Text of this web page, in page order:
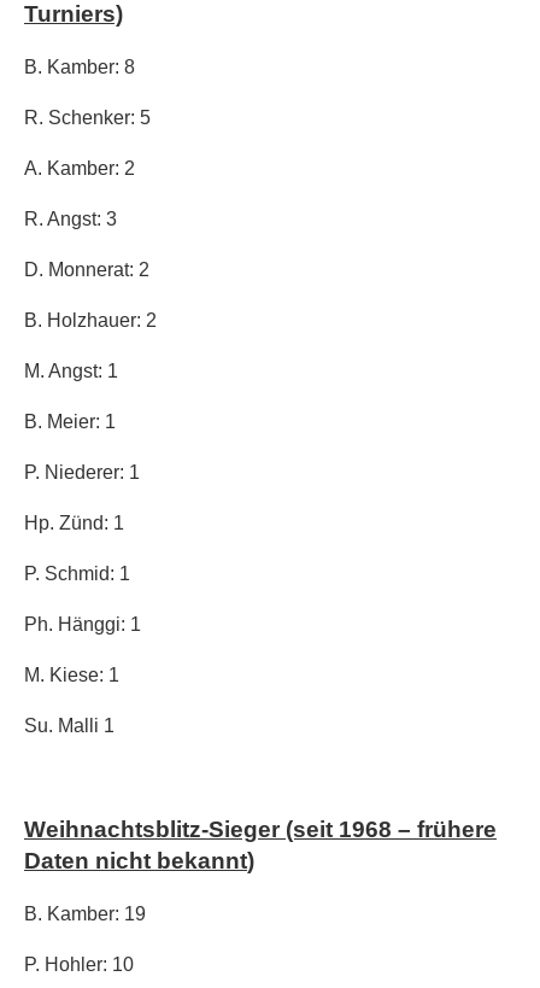
Turniers)
B. Kamber: 8
R. Schenker: 5
A. Kamber: 2
R. Angst: 3
D. Monnerat: 2
B. Holzhauer: 2
M. Angst: 1
B. Meier: 1
P. Niederer: 1
Hp. Zünd: 1
P. Schmid: 1
Ph. Hänggi: 1
M. Kiese: 1
Su. Malli 1
Weihnachtsblitz-Sieger (seit 1968 – frühere
Daten nicht bekannt)
B. Kamber: 19
P. Hohler: 10